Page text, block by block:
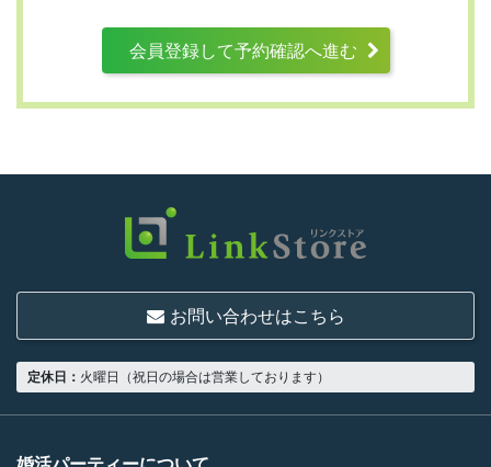
第3条 （利用資格）
いものとします。
18歳以上の独身者であること
男性は収入があること
当社の指定する環境でサービスを利用で
当社が企画するパーティープランに設定
会員登録して予約確認へ進む
お問い合わせはこちら
定休日： 火曜日（祝日の場合は営業しております）